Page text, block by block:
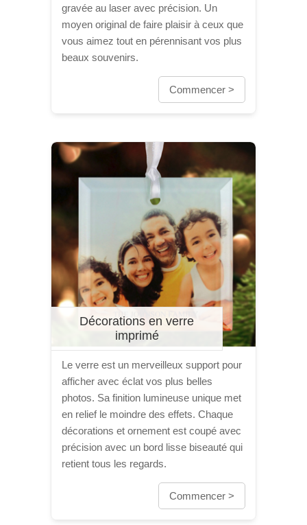
gravée au laser avec précision. Un
moyen original de faire plaisir à ceux que
vous aimez tout en pérennisant vos plus
beaux souvenirs.
Commencer >
Décorations en verre
imprimé
Le verre est un merveilleux support pour
afficher avec éclat vos plus belles
photos. Sa finition lumineuse unique met
en relief le moindre des effets. Chaque
décorations et ornement est coupé avec
précision avec un bord lisse biseauté qui
retient tous les regards.
Commencer >